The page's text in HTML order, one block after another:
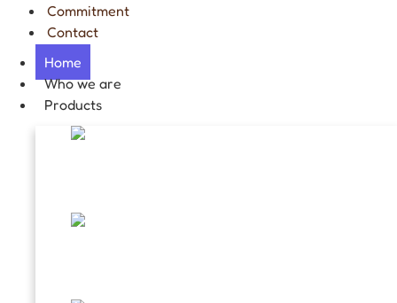
Commitment
Contact
Home
Who we are
Products